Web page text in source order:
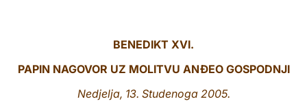
BENEDIKT XVI.
PAPIN NAGOVOR UZ MOLITVU ANĐEO GOSPODNJI
Nedjelja, 13. Studenoga 2005.